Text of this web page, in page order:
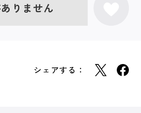
りません
シェアする：